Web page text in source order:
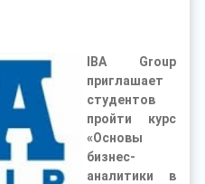
IBA Group
приглашает
студентов
пройти курс
«Основы
бизнес-
аналитики в